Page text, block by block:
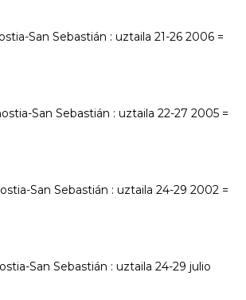
San Sebastián : uztaila 21-26 2006 =
San Sebastián : uztaila 22-27 2005 =
San Sebastián : uztaila 24-29 2002 =
San Sebastián : uztaila 24-29 julio